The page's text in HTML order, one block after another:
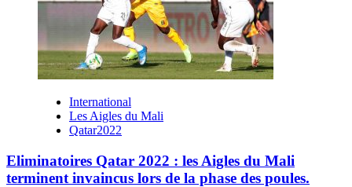
International
Les Aigles du Mali
Qatar2022
Eliminatoires Qatar 2022 : les Aigles du Mali
terminent invaincus lors de la phase des poules.